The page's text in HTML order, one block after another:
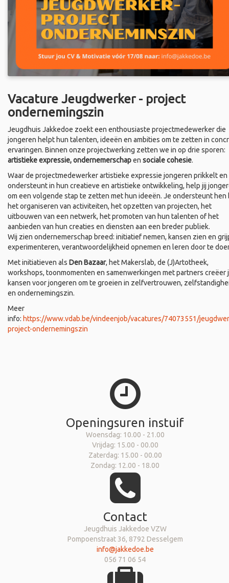
Vacature Jeugdwerker - project
ondernemingszin
Jeugdhuis Jakkedoe zoekt een enthousiaste projectmedewerker die
jongeren helpt hun talenten, ideeën en ambities om te zetten in
ervaringen. Binnen onze projectwerking zetten we in op drie sporen:
artistieke expressie, ondernemerschapen sociale cohesie.
Waar de projectmedewerker artistieke expressie jongeren prikkelt en
ondersteunt in hun creatieve en artistieke ontwikkeling, help jij
om een volgende stap te zetten met hun ideeën. Je ondersteunt hen
het organiseren van activiteiten, het opzetten van projecten, het
uitbouwen van een netwerk, het promoten van hun talenten of het
aanbieden van hun creaties en diensten aan een breder publiek.
Wij zien ondernemerschap breed: initiatief nemen, kansen zien en
experimenteren, verantwoordelijkheid opnemen en leren door te
Met initiatieven als Den Bazaar, het Makerslab, de (J)Artotheek,
workshops, toonmomenten en samenwerkingen met partners creëer
kansen voor jongeren om te groeien in zelfvertrouwen,
en ondernemingszin.
Meer
info: https://www.vdab.be/vindeenjob/vacatures/74073551/
project-ondernemingszin
Openingsuren instuif
Woensdag: 10.00 - 21.00
Vrijdag: 15.00 - 00.00
Zaterdag: 15.00 - 00.00
Zondag: 12.00 - 18.00
Contact
Jeugdhuis Jakkedoe VZW
Pompoenstraat 36, 8792 Desselgem
info@jakkedoe.be
056 71 06 54